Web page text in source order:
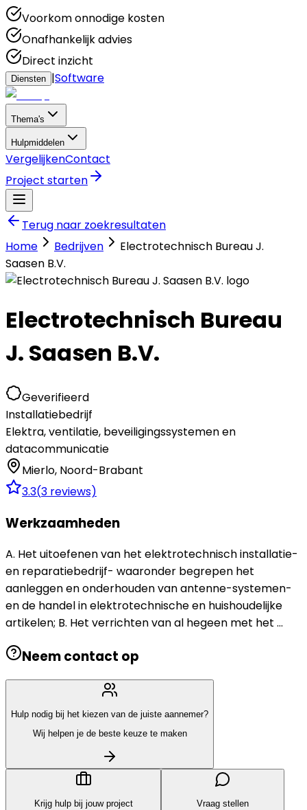
Voorkom onnodige kosten
Onafhankelijk advies
Direct inzicht
Diensten |Software
Thema's
Hulpmiddelen
VergelijkenContact
Project starten
Terug naar zoekresultaten
Home
Bedrijven
Electrotechnisch Bureau J.
Saasen B.V.
Electrotechnisch Bureau
J. Saasen B.V.
Geverifieerd
Installatiebedrijf
Elektra, ventilatie, beveiligingssystemen en
datacommunicatie
Mierlo, Noord-Brabant
3.3(3 reviews)
Werkzaamheden
A. Het uitoefenen van het elektrotechnisch installatie-
en reparatiebedrijf- waaronder begrepen het
aanleggen en onderhouden van antenne-systemen-
en de handel in elektrotechnische en huishoudelijke
artikelen; B. Het verrichten van al hegeen met het ...
Neem contact op
Hulp nodig bij het kiezen van de juiste aannemer?
Wij helpen je de beste keuze te maken
Krijg hulp bij jouw project
Vraag stellen